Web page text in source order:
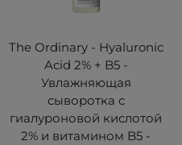
The Ordinary - Hyaluronic
Acid 2% + B5 -
Увлажняющая
сыворотка с
гиалуроновой кислотой
2% и витамином B5 -